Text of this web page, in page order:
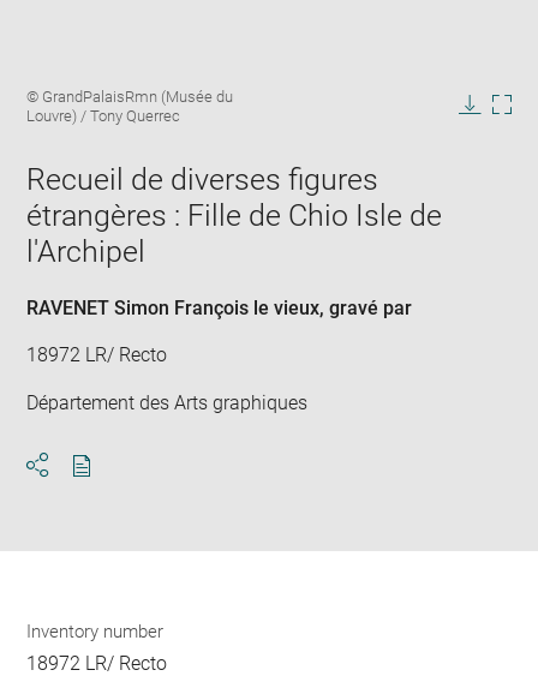
window
Image
caption:
© GrandPalaisRmn (Musée du
Louvre) / Tony Querrec
Recueil de diverses figures
étrangères : Fille de Chio Isle de
l'Archipel
RAVENET Simon François le vieux, gravé par
18972 LR/ Recto
Département des Arts graphiques
Inventory number
18972 LR/ Recto